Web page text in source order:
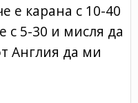
е карана с 10-40
с 5-30 и мисля да
Англия да ми